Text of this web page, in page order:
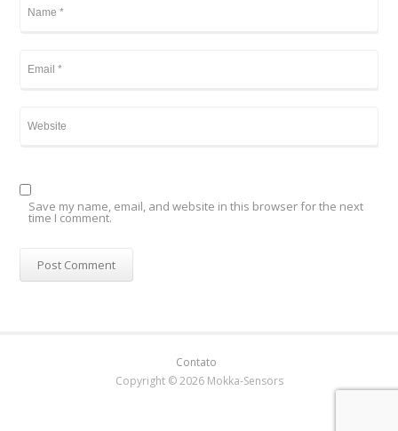
Save my name, email, and website in this browser for the next
time I comment.
Contato
Copyright © 2026 Mokka-Sensors